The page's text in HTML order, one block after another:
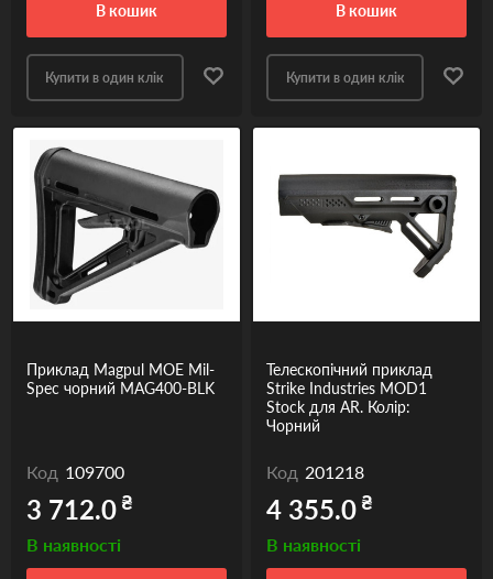
в кошик
Купити в один клік
в кошик
Купити в один клік
Приклад Magpul MOE Mil-
Spec чорний MAG400-BLK
Код 109700
3 712.0₴
В наявності
Телескопічний приклад
Strike Industries MOD1
Stock для AR. Колір:
Чорний
Код 201218
4 355.0₴
В наявності